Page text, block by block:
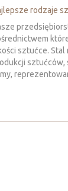
rodzaje
sztućce.
sztućców,